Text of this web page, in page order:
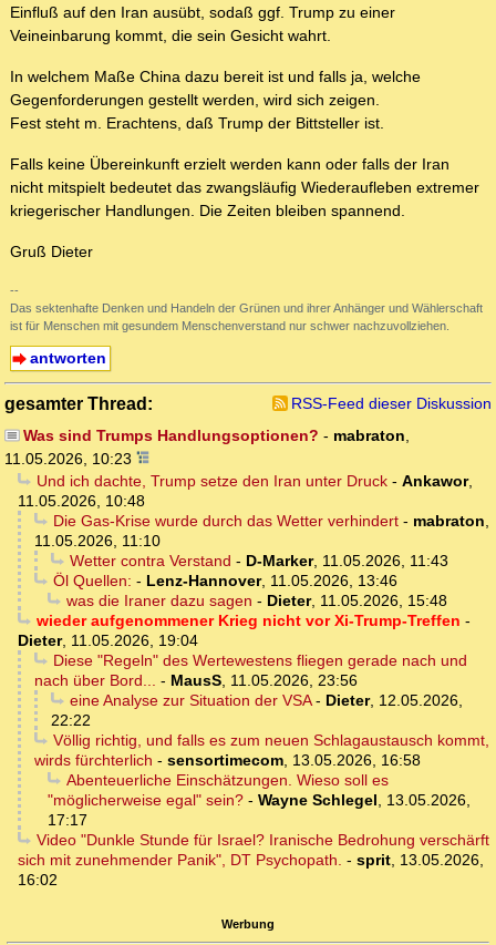
Einfluß auf den Iran ausübt, sodaß ggf. Trump zu einer
Veineinbarung kommt, die sein Gesicht wahrt.
In welchem Maße China dazu bereit ist und falls ja, welche
Gegenforderungen gestellt werden, wird sich zeigen.
Fest steht m. Erachtens, daß Trump der Bittsteller ist.
Falls keine Übereinkunft erzielt werden kann oder falls der Iran
nicht mitspielt bedeutet das zwangsläufig Wiederaufleben extremer
kriegerischer Handlungen. Die Zeiten bleiben spannend.
Gruß Dieter
--
Das sektenhafte Denken und Handeln der Grünen und ihrer Anhänger und Wählerschaft
ist für Menschen mit gesundem Menschenverstand nur schwer nachzuvollziehen.
antworten
gesamter Thread:
RSS-Feed dieser Diskussion
Was sind Trumps Handlungsoptionen? - mabraton,
11.05.2026, 10:23
Und ich dachte, Trump setze den Iran unter Druck- Ankawor,
11.05.2026, 10:48
Die Gas-Krise wurde durch das Wetter verhindert- mabraton,
11.05.2026, 11:10
Wetter contra Verstand - D-Marker, 11.05.2026, 11:43
Öl Quellen: - Lenz-Hannover, 11.05.2026, 13:46
was die Iraner dazu sagen - Dieter, 11.05.2026, 15:48
wieder aufgenommener Krieg nicht vor Xi-Trump-Treffen -
Dieter, 11.05.2026, 19:04
Diese "Regeln" des Wertewestens fliegen gerade nach und
nach über Bord... - MausS, 11.05.2026, 23:56
eine Analyse zur Situation der VSA- Dieter, 12.05.2026,
22:22
Völlig richtig, und falls es zum neuen Schlagaustausch kommt,
wirds fürchterlich - sensortimecom, 13.05.2026, 16:58
Abenteuerliche Einschätzungen. Wieso soll es
"möglicherweise egal" sein? - Wayne Schlegel, 13.05.2026,
17:17
Video "Dunkle Stunde für Israel? Iranische Bedrohung verschärft
sich mit zunehmender Panik", DT Psychopath. - sprit, 13.05.2026,
16:02
Werbung